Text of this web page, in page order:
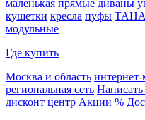
маленькая прямые диваны
кушетки кресла пуфы
модульные
Где купить
Москва и область интернет-
региональная сеть
дисконт центр Акции %